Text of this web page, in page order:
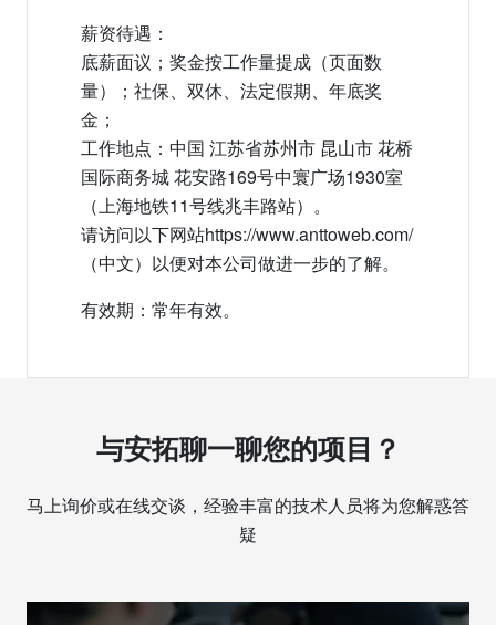
薪资待遇：
底薪面议；奖金按工作量提成（页面数
量）；社保、双休、法定假期、年底奖
金；
工作地点：中国 江苏省苏州市 昆山市 花桥
国际商务城 花安路169号中寰广场1930室
（上海地铁11号线兆丰路站）。
请访问以下网站https://www.anttoweb.com/
（中文）以便对本公司做进一步的了解。
有效期：常年有效。
与安拓聊一聊您的项目？
马上询价或在线交谈，经验丰富的技术人员将为您解惑答
疑